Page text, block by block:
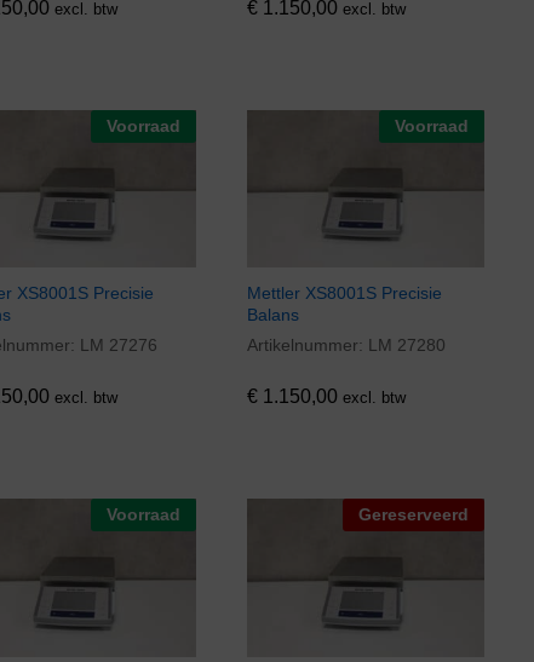
excl. btw €1.150,00 excl. btw
Voorraad
XS8001S Precisie
LM 27276
excl. btw
Voorraad
Mettler XS8001S Precisie
Balans
Artikelnummer: LM 27280
€1.150,00 excl. btw
€1.150,00
Voorraad Gereserveerd